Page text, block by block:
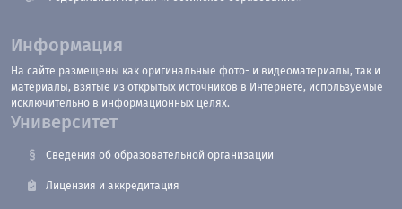
Информация
На сайте размещены как оригинальные фото- и видеоматериалы, так и
материалы, взятые из открытых источников в Интернете, используемые
исключительно в информационных целях.
Университет
Сведения об образовательной организации
Лицензия и аккредитация